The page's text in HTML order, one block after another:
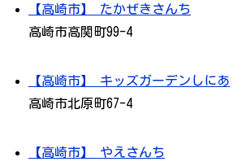
【高崎市】 たかぜきさんち
高崎市高関町99-4
【高崎市】 キッズガーデンしにあ
高崎市北原町67-4
【高崎市】 やえさんち